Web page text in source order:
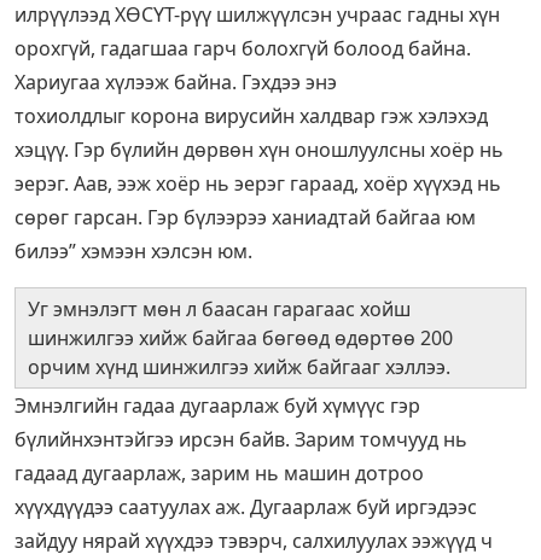
илрүүлээд ХӨСҮТ-рүү шилжүүлсэн учраас гадны хүн
орохгүй, гадагшаа гарч болохгүй болоод байна.
Хариугаа хүлээж байна. Гэхдээ энэ
тохиолдлыг корона вирусийн халдвар гэж хэлэхэд
хэцүү. Гэр бүлийн дөрвөн хүн оношлуулсны хоёр нь
эерэг. Аав, ээж хоёр нь эерэг гараад, хоёр хүүхэд нь
сөрөг гарсан. Гэр бүлээрээ ханиадтай байгаа юм
билээ” хэмээн хэлсэн юм.
Уг эмнэлэгт мөн л баасан гарагаас хойш
шинжилгээ хийж байгаа бөгөөд өдөртөө 200
орчим хүнд шинжилгээ хийж байгааг хэллээ.
Эмнэлгийн гадаа дугаарлаж буй хүмүүс гэр
бүлийнхэнтэйгээ ирсэн байв. Зарим томчууд нь
гадаад дугаарлаж, зарим нь машин дотроо
хүүхдүүдээ саатуулах аж. Дугаарлаж буй иргэдээс
зайдуу нярай хүүхдээ тэвэрч, салхилуулах ээжүүд ч